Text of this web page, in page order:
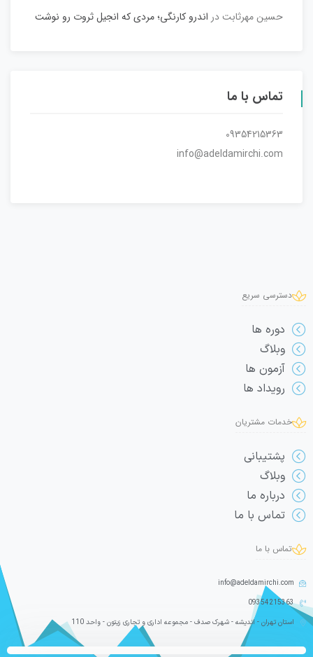
حسین مهرثابتدر اندرو کارنگی؛ مردی که انجیل ثروت رو نوشت
تماس با ما
09354215363
info@adeldamirchi.com
دسترسی سریع
دوره ها
وبلاگ
آزمون ها
رویداد ها
خدمات مشتریان
پشتیبانی
وبلاگ
درباره ما
تماس با ما
تماس با ما
info@adeldamirchi.com
09354215363
استان تهران - اندیشه - شهرک صدف - مجموعه اداری و تجاری زیتون - واحد 110